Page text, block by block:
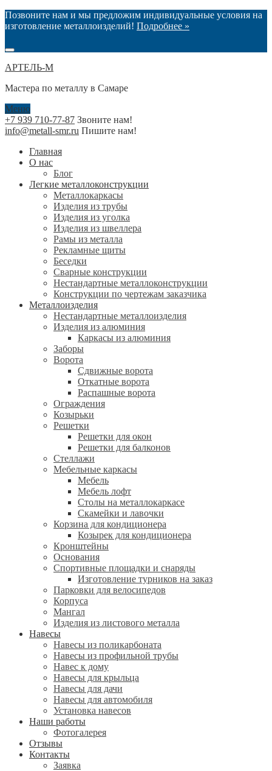
Позвоните нам и мы предложим индивидуальные условия на
изготовление металлоизделий! Подробнее »
АРТЕЛЬ-М
Мастера по металлу в Самаре
Меню
+7 939 710-77-87 Звоните нам!
info@metall-smr.ru Пишите нам!
Главная
О нас
Блог
Легкие металлоконструкции
Металлокаркасы
Изделия из трубы
Изделия из уголка
Изделия из швеллера
Рамы из металла
Рекламные щиты
Беседки
Сварные конструкции
Нестандартные металлоконструкции
Конструкции по чертежам заказчика
Металлоизделия
Нестандартные металлоизделия
Изделия из алюминия
Каркасы из алюминия
Заборы
Ворота
Сдвижные ворота
Откатные ворота
Распашные ворота
Ограждения
Козырьки
Решетки
Решетки для окон
Решетки для балконов
Стеллажи
Мебельные каркасы
Мебель
Мебель лофт
Столы на металлокаркасе
Скамейки и лавочки
Корзина для кондиционера
Козырек для кондиционера
Кронштейны
Основания
Спортивные площадки и снаряды
Изготовление турников на заказ
Парковки для велосипедов
Корпуса
Мангал
Изделия из листового металла
Навесы
Навесы из поликарбоната
Навесы из профильной трубы
Навес к дому
Навесы для крыльца
Навесы для дачи
Навесы для автомобиля
Установка навесов
Наши работы
Фотогалерея
Отзывы
Контакты
Заявка